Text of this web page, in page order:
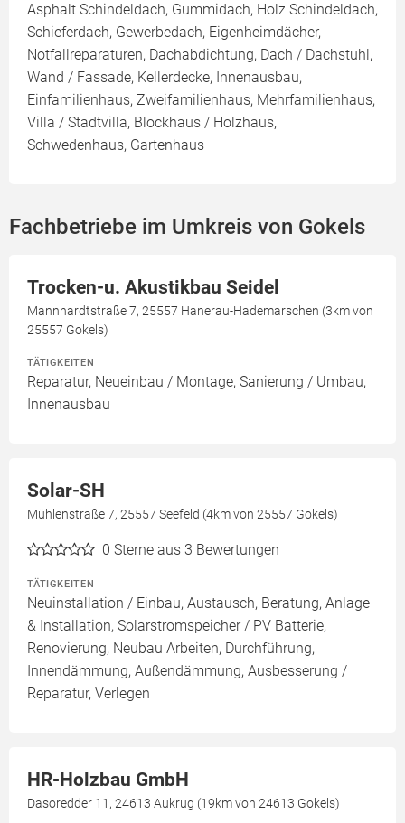
Asphalt Schindeldach, Gummidach, Holz Schindeldach,
Schieferdach, Gewerbedach, Eigenheimdächer,
Notfallreparaturen, Dachabdichtung, Dach / Dachstuhl,
Wand / Fassade, Kellerdecke, Innenausbau,
Einfamilienhaus, Zweifamilienhaus, Mehrfamilienhaus,
Villa / Stadtvilla, Blockhaus / Holzhaus,
Schwedenhaus, Gartenhaus
Fachbetriebe im Umkreis von Gokels
Trocken-u. Akustikbau Seidel
Mannhardtstraße 7, 25557 Hanerau-Hademarschen (3km von
25557 Gokels)
TÄTIGKEITEN
Reparatur, Neueinbau / Montage, Sanierung / Umbau,
Innenausbau
Solar-SH
Mühlenstraße 7, 25557 Seefeld (4km von 25557 Gokels)
0 Sterne aus 3 Bewertungen
TÄTIGKEITEN
Neuinstallation / Einbau, Austausch, Beratung, Anlage
& Installation, Solarstromspeicher / PV Batterie,
Renovierung, Neubau Arbeiten, Durchführung,
Innendämmung, Außendämmung, Ausbesserung /
Reparatur, Verlegen
HR-Holzbau GmbH
Dasoredder 11, 24613 Aukrug (19km von 24613 Gokels)